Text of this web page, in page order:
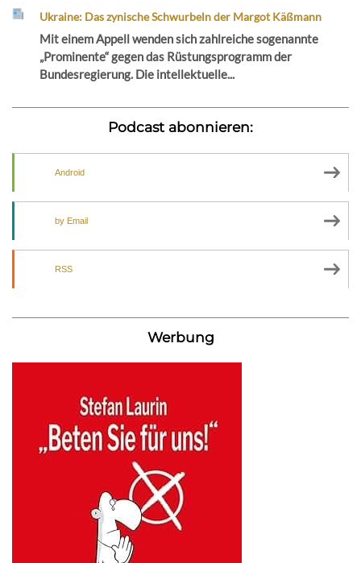
Ukraine: Das zynische Schwurbeln der Margot Käßmann
Mit einem Appell wenden sich zahlreiche sogenannte
„Prominente“ gegen das Rüstungsprogramm der
Bundesregierung. Die intellektuelle...
Podcast abonnieren:
Android
by Email
RSS
Werbung